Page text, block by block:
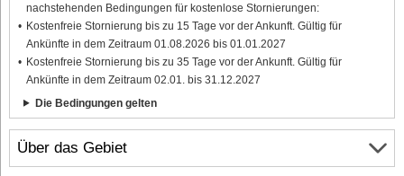
Über das Gebiet
nachstehenden Bedingungen für kostenlose Stornierungen:
Kostenfreie Stornierung bis zu 15 Tage vor der Ankunft. Gültig für
Ankünfte in dem Zeitraum 01.08.2026 bis 01.01.2027
Kostenfreie Stornierung bis zu 35 Tage vor der Ankunft. Gültig für
Ankünfte in dem Zeitraum 02.01. bis 31.12.2027
Die Bedingungen gelten